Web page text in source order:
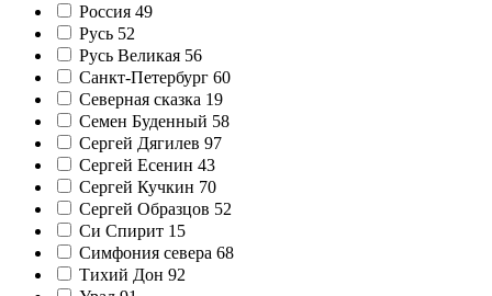
Россия 49
Русь 52
Русь Великая 56
Санкт-Петербург 60
Северная сказка 19
Семен Буденный 58
Сергей Дягилев 97
Сергей Есенин 43
Сергей Кучкин 70
Сергей Образцов 52
Си Спирит 15
Симфония севера 68
Тихий Дон 92